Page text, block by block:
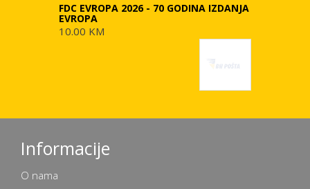
FDC EVROPA 2026 - 70 GODINA IZDANJA
EVROPA
10.00 KM
Informacije
O nama